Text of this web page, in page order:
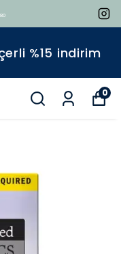
%15 indirim
0